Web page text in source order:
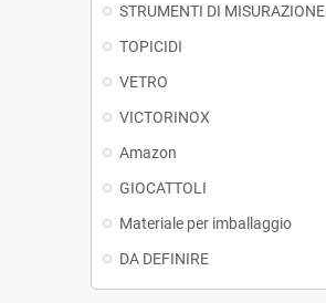
STRUMENTI DI MISURAZIONE
TOPICIDI
VETRO
VICTORINOX
Amazon
GIOCATTOLI
Materiale per imballaggio
DA DEFINIRE